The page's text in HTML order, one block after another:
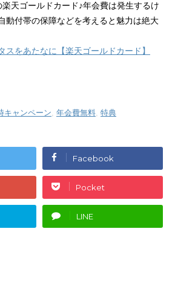
天ゴールドカード♪年会費は発生するけ
動付帯の保障などを考えると魅力は絶大
スをあたなに【楽天ゴールドカード】
キャンペーン, 年会費無料, 特典
Facebook
Pocket
LINE